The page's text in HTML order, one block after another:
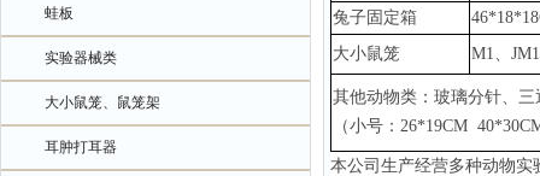
蛙板
实验器械类
大小鼠笼、鼠笼架
耳肿打耳器
兔子固定箱
大小鼠笼
M1、
其他动物类：玻璃分针、
（小号： 26*19CM
本公司生产经营多种动物